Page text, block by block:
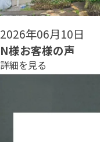
2026年06月08日
N様お客様の声
詳細を見る